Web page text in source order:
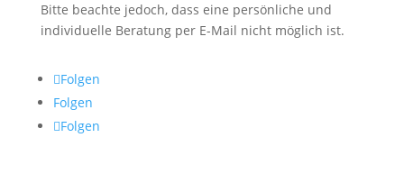
Bitte beachte jedoch, dass eine persönliche und
individuelle Beratung per E-Mail nicht möglich ist.
Folgen
Folgen
Folgen